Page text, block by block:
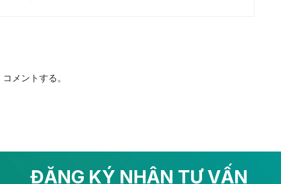
コメントする。
ĐĂNG KÝ NHẬN TƯ VẤN